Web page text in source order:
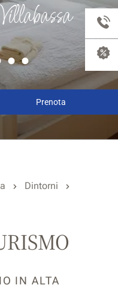
Prenota
Dintorni
IN ALTA